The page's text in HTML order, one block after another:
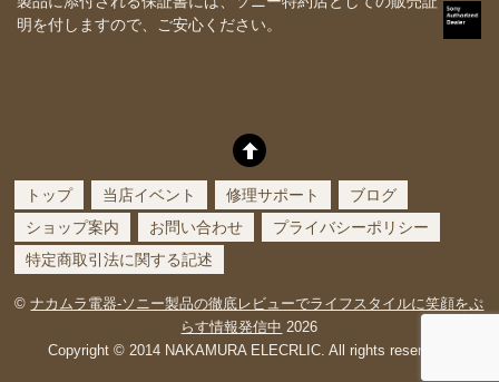
明を付しますので、ご安心ください。
トップ 当店イベント 修理サポート
ブログ
ショップ案内
お問い合わせ
プライバシーポリシー
特定商取引法に関する記述
©ナカムラ電器-ソニー製品の徹底レビューでライフスタイルに笑顔をぷ
らす情報発信中 2026
Copyright © 2014 NAKAMURA ELECRLIC. All rights reserved.